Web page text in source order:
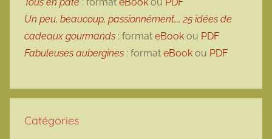
Un peu, beaucoup, passionnément…, 25 idées de
cadeaux gourmands : format eBook ou PDF
Fabuleuses aubergines : format eBook ou PDF
Catégories